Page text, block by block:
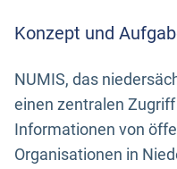
Konzept und
NUMIS, das
einen zentralen
Informationen von
Organisationen in